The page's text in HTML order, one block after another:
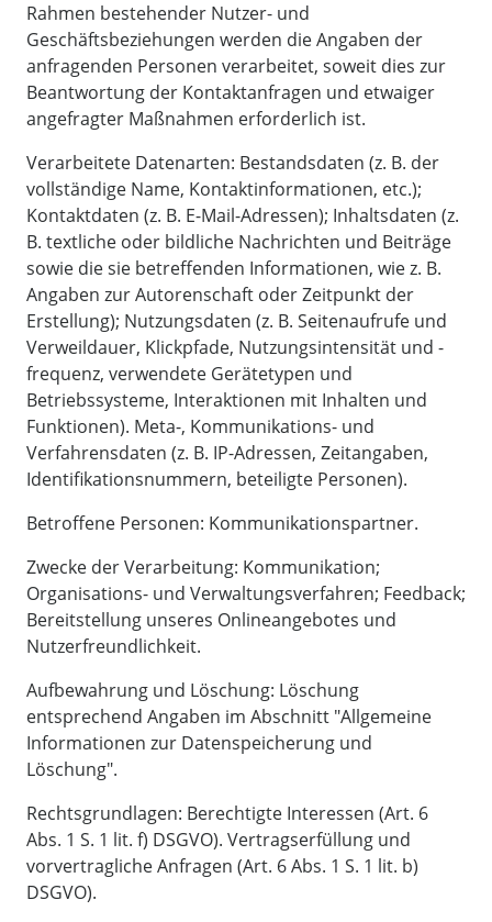
Rahmen bestehender Nutzer- und
Geschäftsbeziehungen werden die Angaben der
anfragenden Personen verarbeitet, soweit dies zur
Beantwortung der Kontaktanfragen und etwaiger
angefragter Maßnahmen erforderlich ist.
Verarbeitete Datenarten: Bestandsdaten (z. B. der
vollständige Name, Kontaktinformationen, etc.);
Kontaktdaten (z. B. E-Mail-Adressen); Inhaltsdaten (z.
B. textliche oder bildliche Nachrichten und Beiträge
sowie die sie betreffenden Informationen, wie z. B.
Angaben zur Autorenschaft oder Zeitpunkt der
Erstellung); Nutzungsdaten (z. B. Seitenaufrufe und
Verweildauer, Klickpfade, Nutzungsintensität und -
frequenz, verwendete Gerätetypen und
Betriebssysteme, Interaktionen mit Inhalten und
Funktionen). Meta-, Kommunikations- und
Verfahrensdaten (z. B. IP-Adressen, Zeitangaben,
Identifikationsnummern, beteiligte Personen).
Betroffene Personen: Kommunikationspartner.
Zwecke der Verarbeitung: Kommunikation;
Organisations- und Verwaltungsverfahren; Feedback;
Bereitstellung unseres Onlineangebotes und
Nutzerfreundlichkeit.
Aufbewahrung und Löschung: Löschung
entsprechend Angaben im Abschnitt "Allgemeine
Informationen zur Datenspeicherung und
Löschung".
Rechtsgrundlagen: Berechtigte Interessen (Art. 6
Abs. 1 S. 1 lit. f) DSGVO). Vertragserfüllung und
vorvertragliche Anfragen (Art. 6 Abs. 1 S. 1 lit. b)
DSGVO).